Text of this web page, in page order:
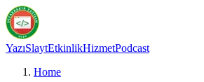
YazıSlaytEtkinlikHizmetPodcast
Home